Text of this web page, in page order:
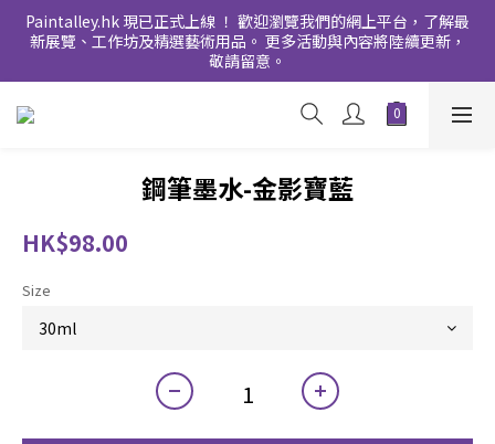
Paintalley.hk 現已正式上線 ！ 歡迎瀏覽我們的網上平台，了解最
新展覽、工作坊及精選藝術用品。 更多活動與內容將陸續更新，
敬請留意。
鋼筆墨水-金影寶藍
HK$98.00
Size